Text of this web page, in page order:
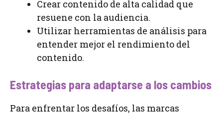
Crear contenido de alta calidad que
resuene con la audiencia.
Utilizar herramientas de análisis para
entender mejor el rendimiento del
contenido.
Estrategias para adaptarse a los cambios
Para enfrentar los desafíos, las marcas